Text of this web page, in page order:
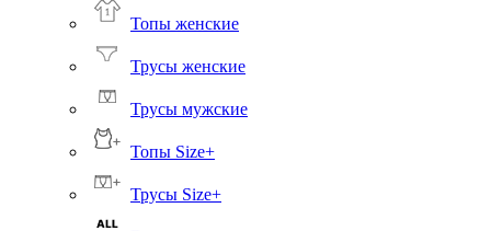
Топы женские
Трусы женские
Трусы мужские
Топы Size+
Трусы Size+